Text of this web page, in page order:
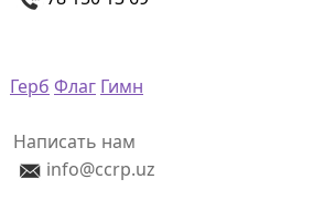
Герб Флаг Гимн
Написать нам
info@ccrp.uz